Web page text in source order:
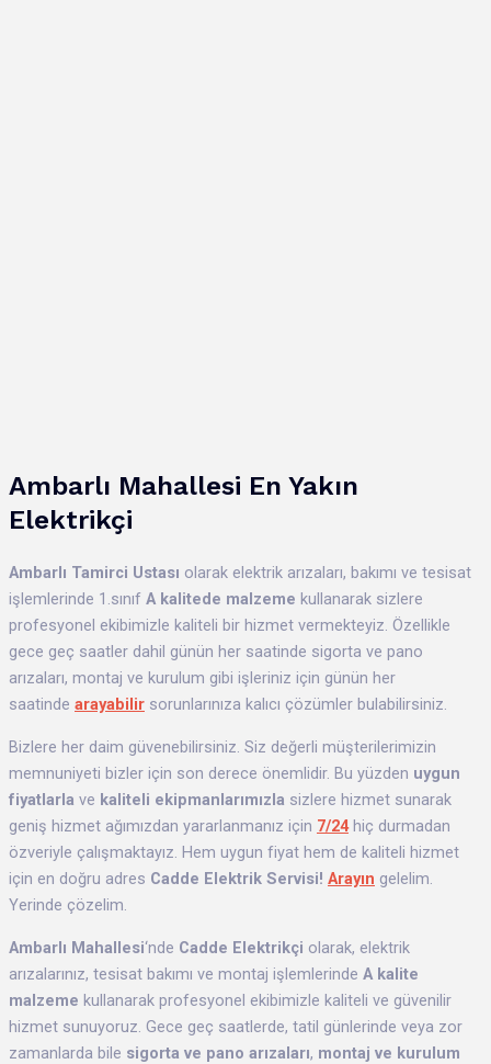
Ambarlı Mahallesi En Yakın
Elektrikçi
Ambarlı Tamirci Ustası olarak elektrik arızaları, bakımı ve tesisat
işlemlerinde 1.sınıf A kalitede malzeme kullanarak sizlere
profesyonel ekibimizle kaliteli bir hizmet vermekteyiz. Özellikle
gece geç saatler dahil günün her saatinde sigorta ve pano
arızaları, montaj ve kurulum gibi işleriniz için günün her
saatinde arayabilir sorunlarınıza kalıcı çözümler bulabilirsiniz.
Bizlere her daim güvenebilirsiniz. Siz değerli müşterilerimizin
memnuniyeti bizler için son derece önemlidir. Bu yüzden uygun
fiyatlarla ve kaliteli ekipmanlarımızla sizlere hizmet sunarak
geniş hizmet ağımızdan yararlanmanız için 7/24hiç durmadan
özveriyle çalışmaktayız. Hem uygun fiyat hem de kaliteli hizmet
için en doğru adres Cadde Elektrik Servisi! Arayın gelelim.
Yerinde çözelim.
Ambarlı Mahallesi‘nde Cadde Elektrikçi olarak, elektrik
arızalarınız, tesisat bakımı ve montaj işlemlerinde A kalite
malzeme kullanarak profesyonel ekibimizle kaliteli ve güvenilir
hizmet sunuyoruz. Gece geç saatlerde, tatil günlerinde veya zor
zamanlarda bile sigorta ve pano arızaları, montaj ve kurulum